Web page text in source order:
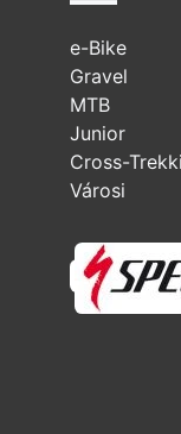
e-Bike
Gravel
MTB
Junior
Cross-
Városi